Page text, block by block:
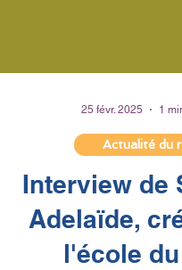
25 févr. 2025 1
Actualité du
Interview de
Adelaïde,